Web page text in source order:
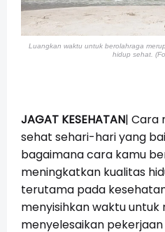
Luangkan waktu untuk berolahraga
hidup sehat.
JAGAT KESEHATAN| Cara
sehat sehari-hari yang
bagaimana cara kamu
meningkatkan kualitas
terutama pada
menyisihkan waktu untuk
menyelesaikan